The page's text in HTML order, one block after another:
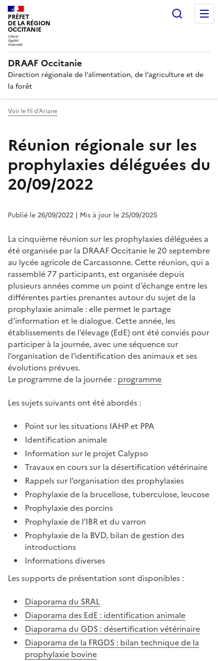
PRÉFET
DE LA RÉGION
OCCITANIE
DRAAF Occitanie
Direction régionale de l’alimentation, de l’agriculture et de
la forêt
Voir le fil d'Ariane
Réunion régionale sur les
prophylaxies déléguées du
20/09/2022
Publié le 26/09/2022 | Mis à jour le 25/09/2025
La cinquième réunion sur les prophylaxies déléguées a
été organisée par la DRAAF Occitanie le 20 septembre
au lycée agricole de Carcassonne. Cette réunion, qui a
rassemblé 77 participants, est organisée depuis
plusieurs années comme un point d’échange entre les
différentes parties prenantes autour du sujet de la
prophylaxie animale : elle permet le partage
d’information et le dialogue. Cette année, les
établissements de l’élevage (EdE) ont été conviés pour
participer à la journée, avec une séquence sur
l’organisation de l’identification des animaux et ses
évolutions prévues.
Le programme de la journée : programme
Les sujets suivants ont été abordés :
Point sur les situations IAHP et PPA
Identification animale
Information sur le projet Calypso
Travaux en cours sur la désertification vétérinaire
Rappels sur l’organisation des prophylaxies
Prophylaxie de la brucellose, tuberculose, leucose
Prophylaxie des porcins
Prophylaxie de l’IBR et du varron
Prophylaxie de la BVD, bilan de gestion des
introductions
Informations diverses
Les supports de présentation sont disponibles :
Diaporama du SRAL
Diaporama des EdE : identification animale
Diaporama du GDS : désertification vétérinaire
Diaporama de la FRGDS : bilan technique de la
prophylaxie bovine